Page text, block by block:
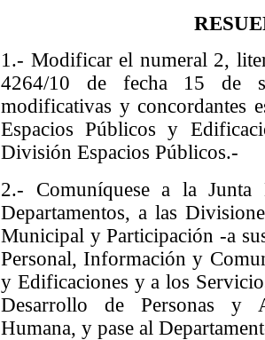
1.- Modificar el numeral 2,
4264/10 de fecha 15 de
modificativas y concordantes
Espacios Públicos y
División Espacios Públicos.-
2.- Comuníquese a la Junta
Departamentos, a las
Municipal y Participación -a
Personal, Información y
y Edificaciones y a los
Desarrollo de Personas y
Humana, y pase al